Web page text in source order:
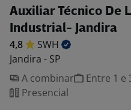
Auxiliar Técnico De
Industrial- Jandira
4,8
SWH
Jandira - SP
A combinar
Entre 1 e
Presencial